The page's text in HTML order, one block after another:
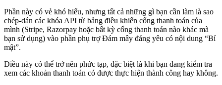
Phần này có vẻ khó hiểu, nhưng tất cả những gì bạn cần làm là sao
chép-dán các khóa API từ bảng điều khiển cổng thanh toán của
mình (Stripe, Razorpay hoặc bất kỳ cổng thanh toán nào khác mà
bạn sử dụng) vào phần phụ trợ Đám mây đáng yêu có nội dung “Bí
mật”.
Điều này có thể trở nên phức tạp, đặc biệt là khi bạn đang kiểm tra
xem các khoản thanh toán có được thực hiện thành công hay không.